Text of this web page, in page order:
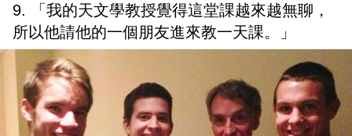
9. 「我的天文學教授覺得這堂課越來越無聊，
所以他請他的一個朋友進來教一天課。」